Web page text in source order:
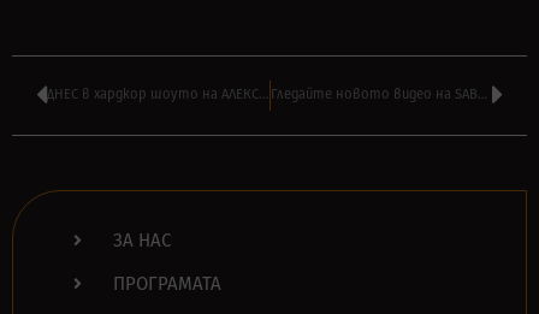
ДНЕС в хардкор шоуто на АЛЕКСАНДЪР БОЯДЖИЕВ – ‘ПАНИК АТАК’ от 16:00 Гледайте новото видео на SABATON и новия им сингъл ‘Soldier Of Heaven’
ЗА НАС
ПРОГРАМАТА